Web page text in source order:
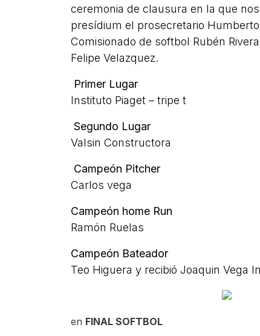
ceremonia de clausura en la que
presídium el prosecretario
Comisionado de softbol Rubén
Felipe Velazquez.
Primer Lugar
Instituto Piaget – tripe t
Segundo Lugar
Valsin Constructora
Campeón Pitcher
Carlos vega
Campeón home Run
Ramón Ruelas
Campeón Bateador
Teo Higuera y recibió Joaquin Vega
en FINAL SOFTBOL